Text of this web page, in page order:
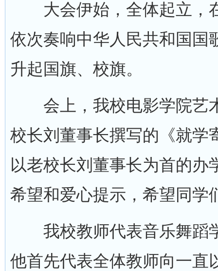
大会伊始，全体起立，
依次奏响中华人民共和国国
升起国旗、校旗。
会上，我校电影学院艺
校长刘董事长撰写的《就学
以老校长刘董事长为首的
希望和爱心提示，希望同学
我校教师代表音乐舞蹈
他首先代表全体教师向一直